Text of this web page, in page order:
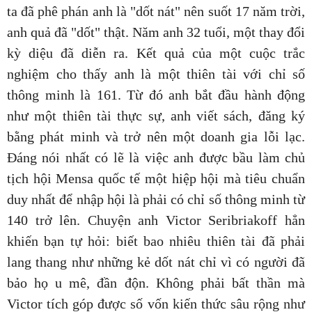
ta đã phê phán anh là "dốt nát" nên suốt 17 năm trời,
anh quả đã "dốt" thật. Năm anh 32 tuổi, một thay đổi
kỳ diệu đã diễn ra. Kết quả của một cuộc trắc
nghiệm cho thấy anh là một thiên tài với chỉ số
thông minh là 161. Từ đó anh bắt đầu hành động
như một thiên tài thực sự, anh viết sách, đăng ký
bằng phát minh và trở nên một doanh gia lỗi lạc.
Đáng nói nhất có lẽ là việc anh được bầu làm chủ
tịch hội Mensa quốc tế một hiệp hội mà tiêu chuẩn
duy nhất để nhập hội là phải có chỉ số thông minh từ
140 trở lên. Chuyện anh Victor Seribriakoff hẳn
khiến bạn tự hỏi: biết bao nhiêu thiên tài đã phải
lang thang như những kẻ dốt nát chỉ vì có người đã
bảo họ u mê, đần độn. Không phải bất thần mà
Victor tích góp được số vốn kiến thức sâu rộng như